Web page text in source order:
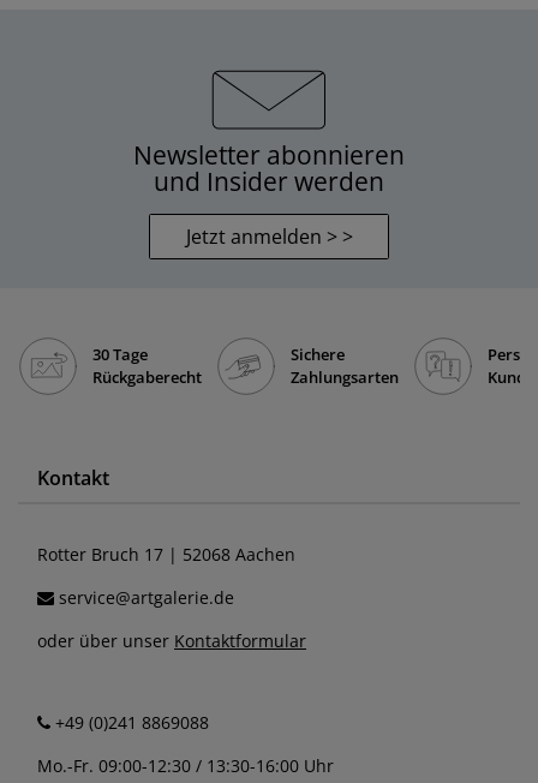
Newsletter abonnieren
und Insider werden
Jetzt anmelden > >
30 Tage
Rückgaberecht
Sichere
Zahlungsarten
Kontakt
Rotter Bruch 17 | 52068 Aachen
service@artgalerie.de
oder über unser Kontaktformular
+49 (0)241 8869088
Mo.-Fr. 09:00-12:30 / 13:30-16:00 Uhr